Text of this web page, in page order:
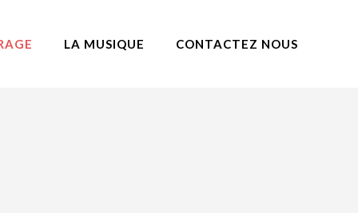
LA MUSIQUE CONTACTEZ NOUS